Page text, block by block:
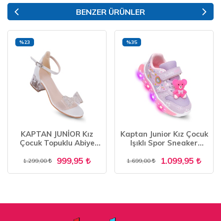
BENZER ÜRÜNLER
KAPTAN JUNİOR Kız
Çocuk Topuklu Abiye
1.299,00 999,95
%23
Kaptan Junior Kız Çocuk
Işıklı Spor Sneaker
PTJCK 700
1.699,00 1.099,95
%35